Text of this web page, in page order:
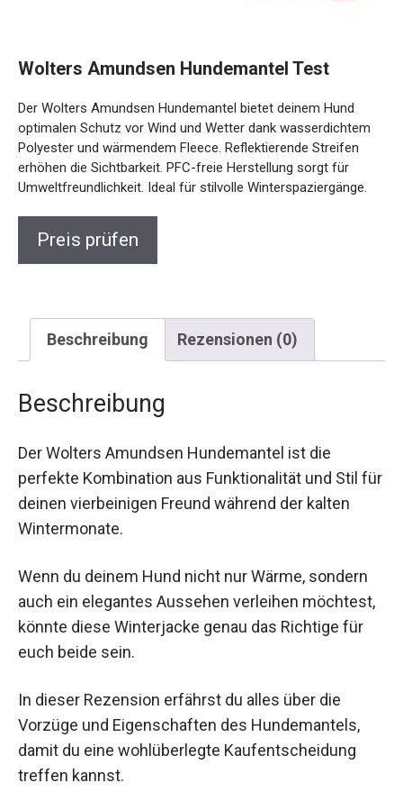
Wolters Amundsen Hundemantel Test
Der Wolters Amundsen Hundemantel bietet deinem Hund
optimalen Schutz vor Wind und Wetter dank wasserdichtem
Polyester und wärmendem Fleece. Reflektierende Streifen
erhöhen die Sichtbarkeit. PFC-freie Herstellung sorgt für
Umweltfreundlichkeit. Ideal für stilvolle Winterspaziergänge.
Preis prüfen
Beschreibung Rezensionen (0)
Beschreibung
Der Wolters Amundsen Hundemantel ist die
perfekte Kombination aus Funktionalität und Stil für
deinen vierbeinigen Freund während der kalten
Wintermonate.
Wenn du deinem Hund nicht nur Wärme, sondern
auch ein elegantes Aussehen verleihen möchtest,
könnte diese Winterjacke genau das Richtige für
euch beide sein.
In dieser Rezension erfährst du alles über die
Vorzüge und Eigenschaften des Hundemantels,
damit du eine wohlüberlegte Kaufentscheidung
treffen kannst.